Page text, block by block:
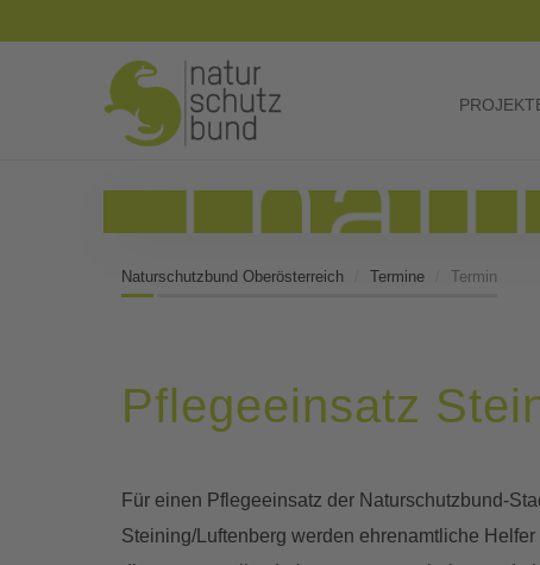
Naturschutzbund Oberösterreich Termine Termin
Pflegeeinsatz
Für einen Pflegeeinsatz der Naturschutzbund-
Steining/Luftenberg werden ehrenamtliche